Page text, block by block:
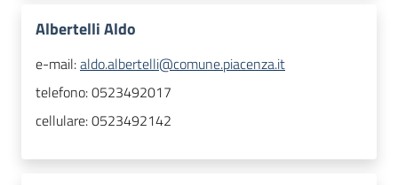
Albertelli Aldo
e-mail:aldo.albertelli@comune.piacenza.it
telefono:0523492017
cellulare:0523492142